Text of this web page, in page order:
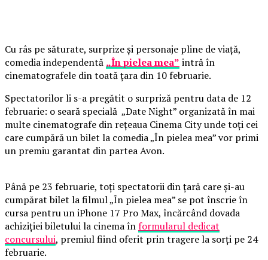
Cu râs pe săturate, surprize și personaje pline de viață,
comedia independentă „În pielea mea” intră în
cinematografele din toată țara din 10 februarie.
Spectatorilor li s-a pregătit o surpriză pentru data de 12
februarie: o seară specială „Date Night” organizată în mai
multe cinematografe din rețeaua Cinema City unde toți cei
care cumpără un bilet la comedia „În pielea mea” vor primi
un premiu garantat din partea Avon.
Până pe 23 februarie, toți spectatorii din țară care și-au
cumpărat bilet la filmul „În pielea mea” se pot înscrie în
cursa pentru un iPhone 17 Pro Max, încărcând dovada
achiziției biletului la cinema înformularul dedicat
concursului, premiul fiind oferit prin tragere la sorți pe 24
februarie.